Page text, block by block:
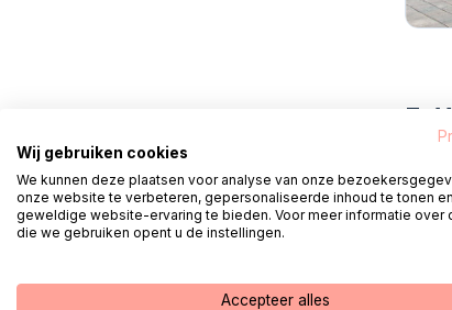
3.
U
Z
Wij gebruiken cookies
We kunnen deze plaatsen voor analyse van onze
onze website te verbeteren, gepersonaliseerde inhoud te tonen
geweldige website-ervaring te bieden. Voor meer informatie over
die we gebruiken opent u de instellingen.
Accepteer alles